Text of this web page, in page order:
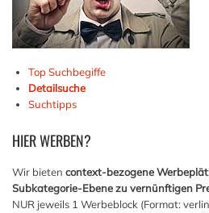
Top Suchbegiffe
Detailsuche
Suchtipps
HIERWERBEN?
Wir bieten context-bezogene
Subkategorie-Ebene zu vernünftigen
NUR jeweils 1 Werbeblock (Format: